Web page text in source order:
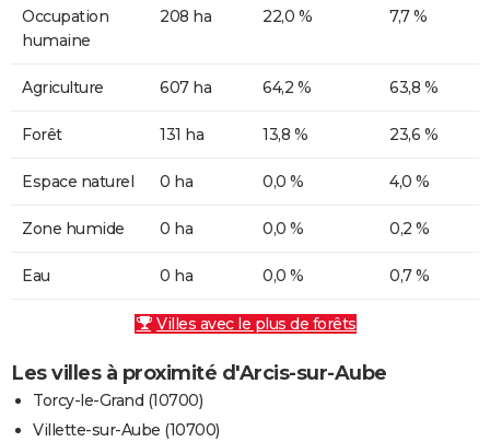
Occupation
humaine
208 ha 22,0 % 7,7 %
Agriculture 607 ha 64,2 % 63,8 %
Forêt 131 ha 13,8 % 23,6 %
Espace naturel 0 ha 0,0 % 4,0 %
Zone humide 0 ha 0,0 % 0,2 %
Eau 0 ha 0,0 % 0,7 %
Villes avec le plus de forêts
Les villes à proximité d'Arcis-sur-Aube
Torcy-le-Grand (10700)
Villette-sur-Aube (10700)